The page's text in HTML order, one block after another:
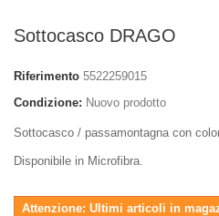
Sottocasco DRAGO
Riferimento 5522259015
Condizione: Nuovo prodotto
Sottocasco / passamontagna con
Disponibile in Microfibra.
Attenzione: Ultimi articoli in